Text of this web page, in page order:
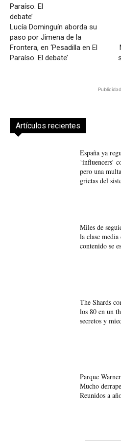
Lucía Dominguín aborda su
paso por Jimena de la
Frontera, en ‘Pesadilla en El
Paraíso. El debate’
Publicidad
Artículos recientes
España ya
‘influencers’
pero una
grietas del
Miles de
la clase media
contenido se
The Shards
los 80 en un
secretos y
Parque
Mucho
Reunidos a